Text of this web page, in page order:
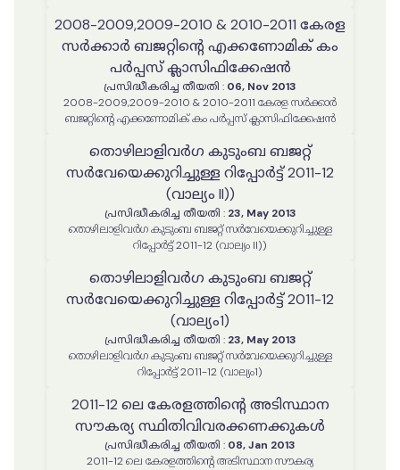
2008-2009,2009-2010 & 2010-2011 കേരള
സർക്കാർ ബജറ്റിന്റെ എക്കണോമിക് കം
പർപ്പസ് ക്ലാസിഫിക്കേഷൻ
പ്രസിദ്ധീകരിച്ച തീയതി : 06, Nov 2013
2008-2009,2009-2010 & 2010-2011 കേരള സർക്കാർ
ബജറ്റിന്റെ എക്കണോമിക് കം പർപ്പസ് ക്ലാസിഫിക്കേഷൻ
തൊഴിലാളിവർഗ കുടുംബ ബജറ്റ്
സർവേയെക്കുറിച്ചുള്ള റിപ്പോർട്ട് 2011-12
(വാല്യം II))
പ്രസിദ്ധീകരിച്ച തീയതി : 23, May 2013
തൊഴിലാളിവർഗ കുടുംബ ബജറ്റ് സർവേയെക്കുറിച്ചുള്ള
റിപ്പോർട്ട് 2011-12 (വാല്യം II))
തൊഴിലാളിവർഗ കുടുംബ ബജറ്റ്
സർവേയെക്കുറിച്ചുള്ള റിപ്പോർട്ട് 2011-12
(വാല്യം1)
പ്രസിദ്ധീകരിച്ച തീയതി : 23, May 2013
തൊഴിലാളിവർഗ കുടുംബ ബജറ്റ് സർവേയെക്കുറിച്ചുള്ള
റിപ്പോർട്ട് 2011-12 (വാല്യം1)
2011-12 ലെ കേരളത്തിൻ്റെ അടിസ്ഥാന
സൗകര്യ സ്ഥിതിവിവരക്കണക്കുകൾ
പ്രസിദ്ധീകരിച്ച തീയതി : 08, Jan 2013
2011-12 ലെ കേരളത്തിൻ്റെ അടിസ്ഥാന സൗകര്യ